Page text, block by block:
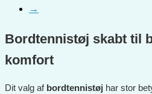
→
Bordtennistøj skabt til
komfort
Dit valg af bordtennistøj har stor